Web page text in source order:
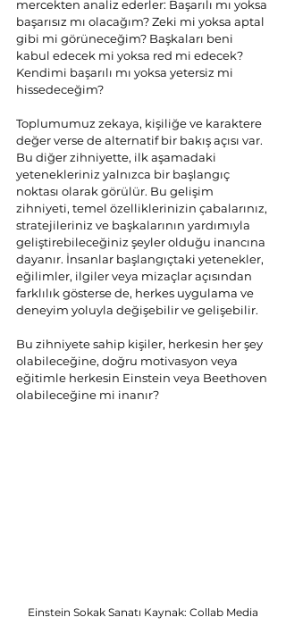
mercekten analiz ederler: Başarılı mı yoksa
başarısız mı olacağım? Zeki mi yoksa aptal
gibi mi görüneceğim? Başkaları beni
kabul edecek mi yoksa red mi edecek?
Kendimi başarılı mı yoksa yetersiz mi
hissedeceğim?
Toplumumuz zekaya, kişiliğe ve karaktere
değer verse de alternatif bir bakış açısı var.
Bu diğer zihniyette, ilk aşamadaki
yetenekleriniz yalnızca bir başlangıç
noktası olarak görülür. Bu gelişim
zihniyeti, temel özelliklerinizin çabalarınız,
stratejileriniz ve başkalarının yardımıyla
geliştirebileceğiniz şeyler olduğu inancına
dayanır. İnsanlar başlangıçtaki yetenekler,
eğilimler, ilgiler veya mizaçlar açısından
farklılık gösterse de, herkes uygulama ve
deneyim yoluyla değişebilir ve gelişebilir.
Bu zihniyete sahip kişiler, herkesin her şey
olabileceğine, doğru motivasyon veya
eğitimle herkesin Einstein veya Beethoven
olabileceğine mi inanır?
Einstein Sokak Sanatı Kaynak: Collab Media